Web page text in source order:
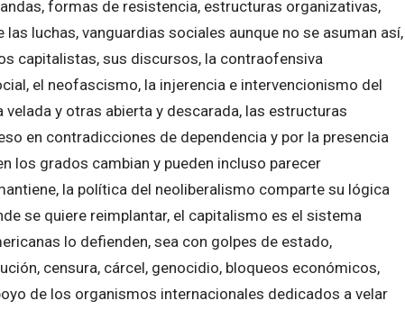
formas de resistencia, estructuras organizativas,
luchas, vanguardias sociales aunque no se asuman así,
capitalistas, sus discursos, la contraofensiva
el neofascismo, la injerencia e intervencionismo del
y otras abierta y descarada, las estructuras
en contradicciones de dependencia y por la presencia
los grados cambian y pueden incluso parecer
la política del neoliberalismo comparte su lógica
se quiere reimplantar, el capitalismo es el sistema
lo defienden, sea con golpes de estado,
censura, cárcel, genocidio, bloqueos económicos,
de los organismos internacionales dedicados a velar